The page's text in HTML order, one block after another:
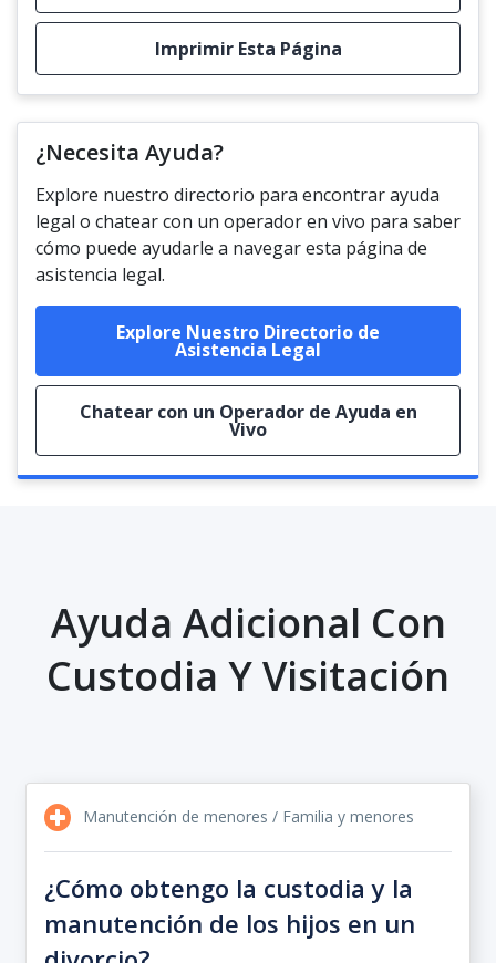
Imprimir Esta Página
¿Necesita Ayuda?
Explore nuestro directorio para encontrar ayuda
legal o chatear con un operador en vivo para saber
cómo puede ayudarle a navegar esta página de
asistencia legal.
Explore Nuestro Directorio de
Asistencia Legal
Chatear con un Operador de Ayuda en
Vivo
Ayuda Adicional Con
Custodia Y Visitación
Manutención de menores / Familia y menores
¿Cómo obtengo la custodia y la
manutención de los hijos en un